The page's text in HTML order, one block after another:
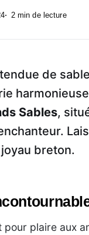
2 min de lecture
de
Sables,
breton.
plaire aux